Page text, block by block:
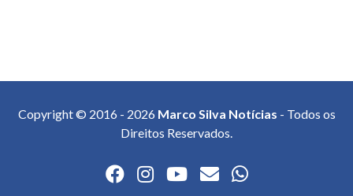
Copyright © 2016 - 2026 Marco Silva Notícias - Todos os
Direitos Reservados.